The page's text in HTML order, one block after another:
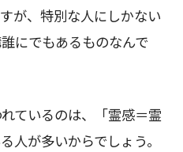
が、特別な人にしかない
にでもあるものなんで
ているのは、「霊感＝霊
人が多いからでしょう。